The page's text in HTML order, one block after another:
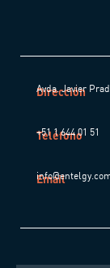
Dirección
Avda. Javier
Teléfono
+51 1 644 01 51
Email